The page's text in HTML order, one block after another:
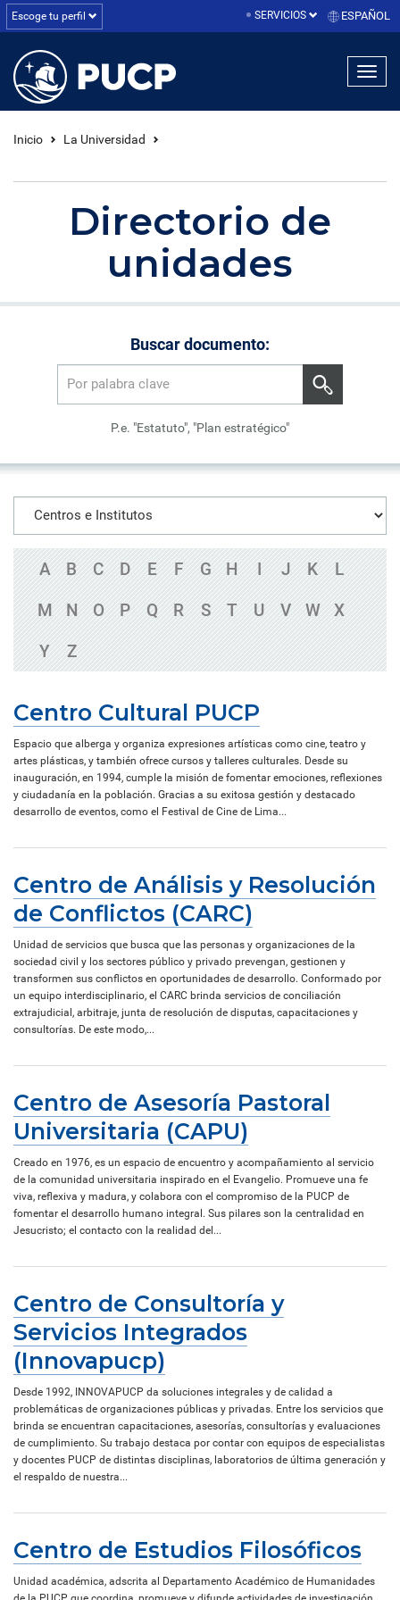
Escoge tu perfil SERVICIOS ESPAÑOL
Inicio La Universidad
Directorio de
unidades
Buscar documento:
P.e. "Estatuto", "Plan estratégico"
A B C D E F G H I J K
L
M
N O P Q R S T U V W
X
Y
Z
Centro Cultural PUCP
Espacio que alberga y organiza expresiones artísticas como cine, teatro y
artes plásticas, y también ofrece cursos y talleres culturales. Desde su
inauguración, en 1994, cumple la misión de fomentar emociones, reflexiones
y ciudadanía en la población. Gracias a su exitosa gestión y destacado
desarrollo de eventos, como el Festival de Cine de Lima...
Centro de Análisis y Resolución
de Conflictos (CARC)
Unidad de servicios que busca que las personas y organizaciones de la
sociedad civil y los sectores público y privado prevengan, gestionen y
transformen sus conflictos en oportunidades de desarrollo. Conformado por
un equipo interdisciplinario, el CARC brinda servicios de conciliación
extrajudicial, arbitraje, junta de resolución de disputas, capacitaciones y
consultorías. De este modo,...
Centro de Asesoría Pastoral
Universitaria (CAPU)
Creado en 1976, es un espacio de encuentro y acompañamiento al servicio
de la comunidad universitaria inspirado en el Evangelio. Promueve una fe
viva, reflexiva y madura, y colabora con el compromiso de la PUCP de
fomentar el desarrollo humano integral. Sus pilares son la centralidad en
Jesucristo; el contacto con la realidad del...
Centro de Consultoría y
Servicios Integrados
(Innovapucp)
Desde 1992, INNOVAPUCP da soluciones integrales y de calidad a
problemáticas de organizaciones públicas y privadas. Entre los servicios que
brinda se encuentran capacitaciones, asesorías, consultorías y evaluaciones
de cumplimiento. Su trabajo destaca por contar con equipos de especialistas
y docentes PUCP de distintas disciplinas, laboratorios de última generación y
el respaldo de nuestra...
Centro de Estudios Filosóficos
Unidad académica, adscrita al Departamento Académico de Humanidades